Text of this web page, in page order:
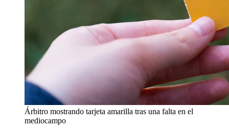
Árbitro mostrando tarjeta amarilla tras una falta en el
mediocampo